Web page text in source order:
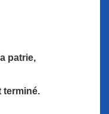
patrie,
terminé.